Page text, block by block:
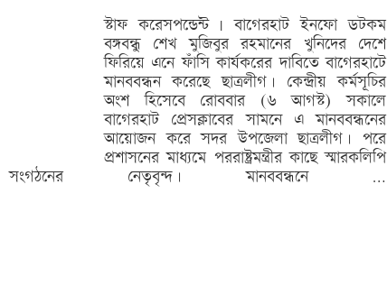
স্টাফ করেসপন্ডেন্ট | বাগেরহাট ইনফো ডটকম
বঙ্গবন্ধু শেখ মুজিবুর রহমানের খুনিদের দেশে
ফিরিয়ে এনে ফাঁসি কার্যকরের দাবিতে বাগেরহাটে
মানববন্ধন করেছে ছাত্রলীগ। কেন্দ্রীয় কর্মসূচির
অংশ হিসেবে রোববার (৬ আগস্ট) সকালে
বাগেরহাট প্রেসক্লাবের সামনে এ মানববন্ধনের
আয়োজন করে সদর উপজেলা ছাত্রলীগ। পরে
প্রশাসনের মাধ্যমে পররাষ্ট্রমন্ত্রীর কাছে স্মারকলিপি
নেতৃবৃন্দ। মানববন্ধনে …